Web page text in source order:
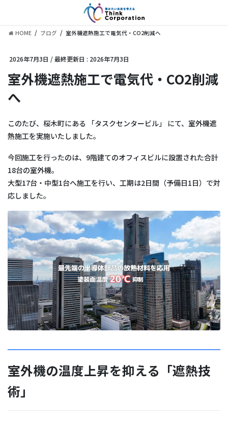
HOME ブログ 室外機遮熱施工で電気代・CO2削減へ
2026年7月3日 / 最終更新日 : 2026年7月3日
室外機遮熱施工で電気代・CO2削減
へ
このたび、桜木町にある 「タスクセンタービル」 にて、室外機遮
熱施工を実施いたしました。
今回施工を行ったのは、9階建てのオフィスビルに設置された合計
18台の室外機。
大型17台・中型1台へ施工を行い、工期は2日間（予備日1日）で対
応しました。
室外機の温度上昇を抑える「遮熱技
術」